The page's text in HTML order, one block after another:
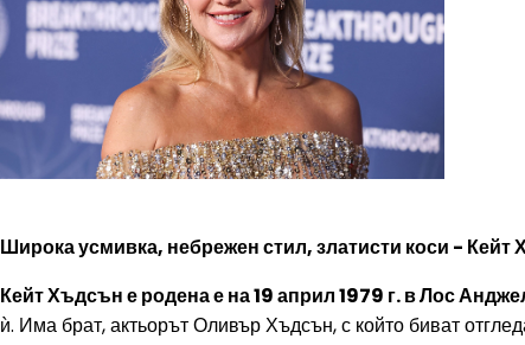
Широка усмивка, небрежен стил, златисти коси -
Кейт Хъдсън е родена е на 19 април 1979 г. в Лос
ѝ. Има брат, актьорът Оливър Хъдсън, с който биват